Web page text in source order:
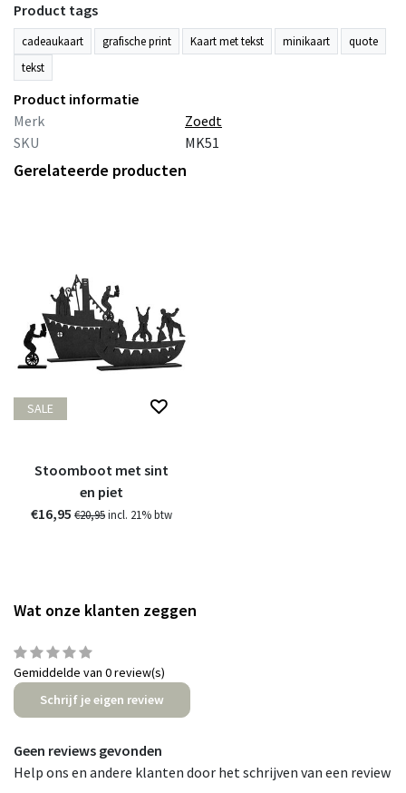
Product tags
cadeaukaart grafische print Kaart met tekst minikaart
quote
tekst
Product informatie
Merk
Zoedt
SKU
MK51
Gerelateerde producten
SALE
Stoomboot met sint
en piet
€16,95 €20,95incl. 21% btw
Wat onze klanten zeggen
Gemiddelde van 0 review(s)
Schrijf je eigen review
Geen reviews gevonden
Help ons en andere klanten door het schrijven van een review